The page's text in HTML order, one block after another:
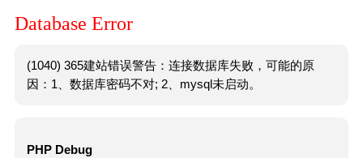
Database Error
(1040) 365建站错误警告：连接数据库失败，可能的原
因：1、数据库密码不对; 2、mysql未启动。
PHP Debug